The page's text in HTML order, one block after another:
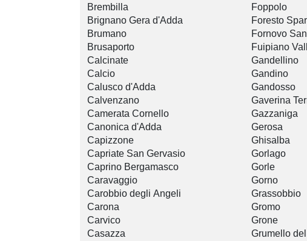
Brembilla
Brignano Gera d'Adda
Brumano
Brusaporto
Calcinate
Calcio
Calusco d'Adda
Calvenzano
Camerata Cornello
Canonica d'Adda
Capizzone
Capriate San Gervasio
Caprino Bergamasco
Caravaggio
Carobbio degli Angeli
Carona
Carvico
Casazza
Foppolo
Foresto
Fornovo
Fuipiano
Gandellino
Gandino
Gandosso
Gaverina
Gazzaniga
Gerosa
Ghisalba
Gorlago
Gorle
Gorno
Grassobbio
Gromo
Grone
Grumello